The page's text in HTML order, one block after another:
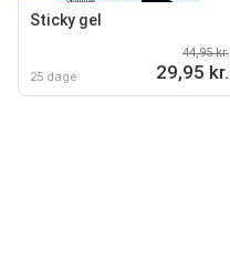
Sticky gel
25 dage
44,95 kr.
29,95 kr.